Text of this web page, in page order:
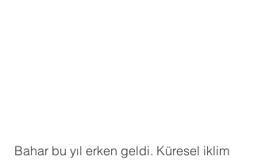
Bahar bu yıl erken geldi. Küresel iklim